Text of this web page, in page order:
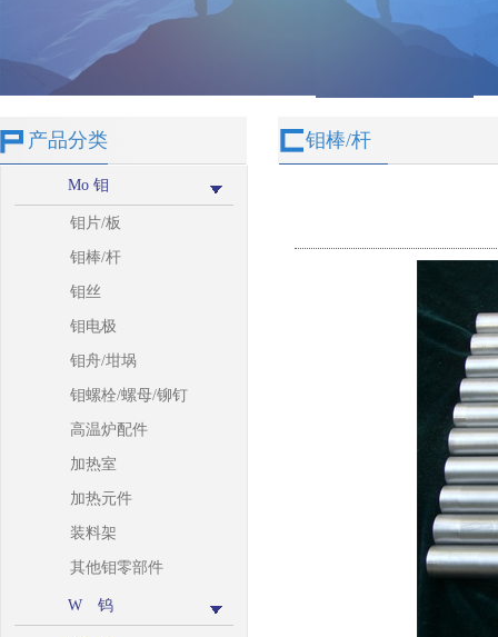
产品分类
Mo 钼
钼片/板
钼棒/杆
钼丝
钼电极
钼舟/坩埚
钼螺栓/螺母/铆钉
高温炉配件
加热室
加热元件
装料架
其他钼零部件
W 钨
钼棒/杆